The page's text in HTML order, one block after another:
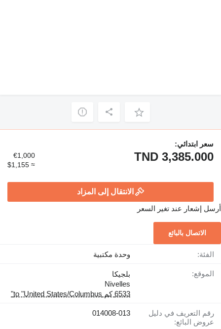
سعر ابتدائي:
TND 3,385.000
€1,000
≈ $1,155
الانتقال إلى المزاد
أرسل إشعار عند تغير السعر
الاتصال بالبائع
الفئة: وحدة مكتبية
الموقع:
بلجيكا
Nivelles
6533 كم to "United States/Columbus"
رقم التعريف في دليل
عروض البائع:
014008-013